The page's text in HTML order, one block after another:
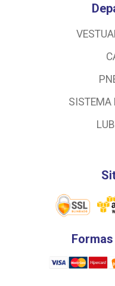
SISTEMA